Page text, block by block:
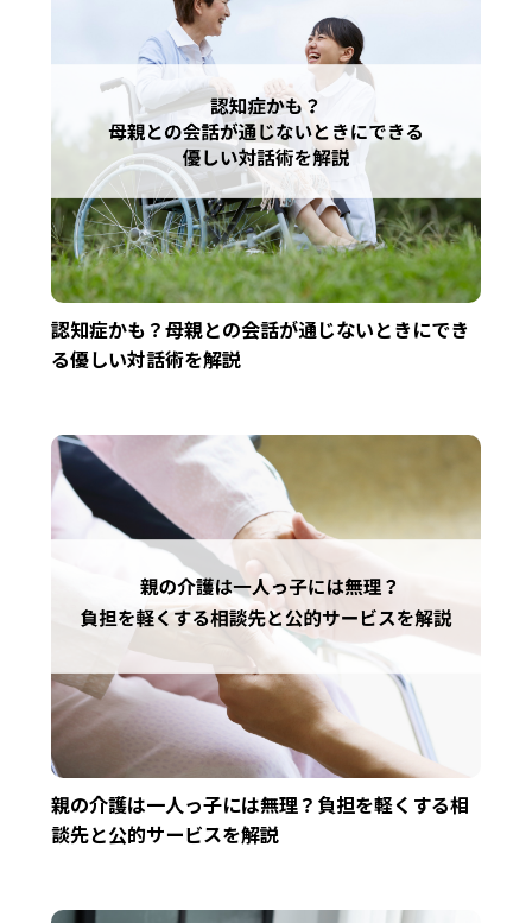
認知症かも？母親との会話が通じないときにでき
る優しい対話術を解説
親の介護は一人っ子には無理？負担を軽くする相
談先と公的サービスを解説